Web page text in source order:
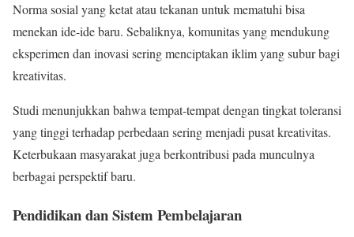
Norma sosial yang ketat atau tekanan untuk mematuhi bisa
menekan ide-ide baru. Sebaliknya, komunitas yang mendukung
eksperimen dan inovasi sering menciptakan iklim yang subur bagi
kreativitas.
Studi menunjukkan bahwa tempat-tempat dengan tingkat toleransi
yang tinggi terhadap perbedaan sering menjadi pusat kreativitas.
Keterbukaan masyarakat juga berkontribusi pada munculnya
berbagai perspektif baru.
Pendidikan dan Sistem Pembelajaran